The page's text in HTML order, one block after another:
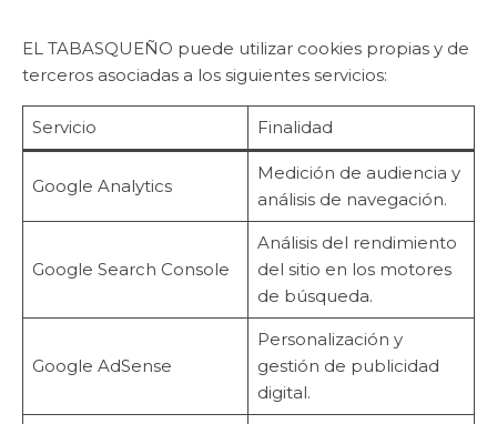
EL TABASQUEÑO puede utilizar cookies propias y de
terceros asociadas a los siguientes servicios:
Servicio Finalidad
Google Analytics
Medición de audiencia y
análisis de navegación.
Google Search Console
Análisis del rendimiento
del sitio en los motores
de búsqueda.
Google AdSense
Personalización y
gestión de publicidad
digital.